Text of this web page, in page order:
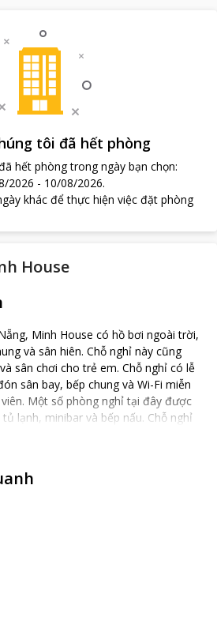
tôi đã hết phòng
hết phòng trong ngày bạn chọn:
2026 - 10/08/2026.
khác để thực hiện việc đặt phòng
House
Minh House có hồ bơi ngoài trời,
và sân hiên. Chỗ nghỉ này cũng
sân chơi cho trẻ em. Chỗ nghỉ có lễ
sân bay, bếp chung và Wi-Fi miễn
Một số phòng nghỉ tại đây được
lạnh, minibar và bếp nấu. Chỗ nghỉ
bữa sáng kiểu lục địa hoặc bữa sáng
cách bãi biển Mỹ Khê 2 km và bãi
5 km từ chỗ nghỉ.